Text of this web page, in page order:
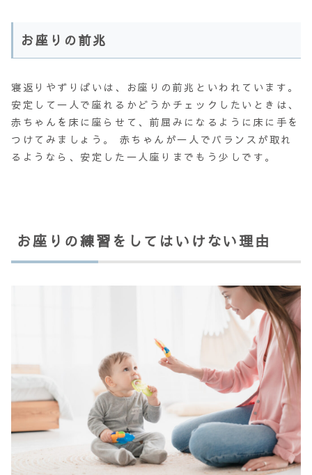
お座りの前兆
寝返りやずりばいは、 お座りの前兆 といわれています。
安定して一人で座れるかどうかチェックしたいときは、
赤ちゃんを床に座らせて、前屈みになるように床に手を
つけてみましょう。 赤ちゃんが一人でバランスが取れ
るようなら、安定した一人座りまでもう少しです。
お座りの練習をしてはいけない理由